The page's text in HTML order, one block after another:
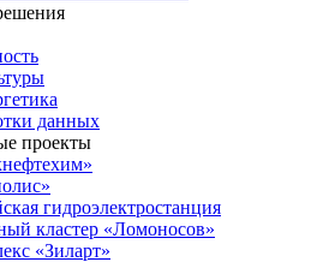
данных
проекты
гидроэлектростанция
кластер «Ломоносов»
«Зиларт»